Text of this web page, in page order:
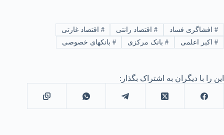
#افشاگری فساد #اقتصاد رانتی # اقتصاد غارتی
#اکبر اعلمی #بانک مرکزی # بانکهای خصوصی
این را با دیگران به اشتراک بگذار: